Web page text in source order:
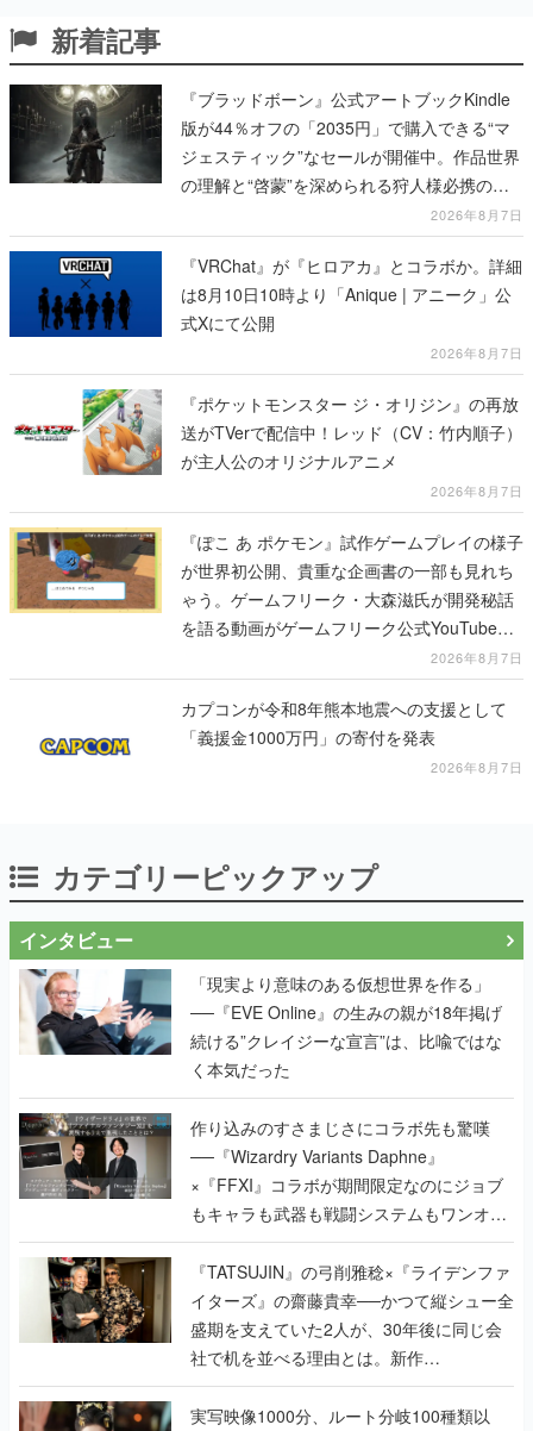
新着記事
『ブラッドボーン』公式アートブックKindle
版が44％オフの「2035円」で購入できる“マ
ジェスティック”なセールが開催中。作品世界
の理解と“啓蒙”を深められる狩人様必携の一
2026年8月7日
『VRChat』が『ヒロアカ』とコラボか。詳細
は8月10日10時より「Anique | アニーク」公
式Xにて公開
2026年8月7日
『ポケットモンスター ジ・オリジン』の再放
送がTVerで配信中！レッド（CV：竹内順子）
が主人公のオリジナルアニメ
2026年8月7日
『ぽこ あ ポケモン』試作ゲームプレイの様子
が世界初公開、貴重な企画書の一部も見れち
ゃう。ゲームフリーク・大森滋氏が開発秘話
を語る動画がゲームフリーク公式YouTubeで
2026年8月7日
カプコンが令和8年熊本地震への支援として
「義援金1000万円」の寄付を発表
2026年8月7日
カテゴリーピックアップ
インタビュー
「現実より意味のある仮想世界を作る」
──『EVE Online』の生みの親が18年掲げ
続ける”クレイジーな宣言”は、比喩ではな
く本気だった
作り込みのすさまじさにコラボ先も驚嘆
──『Wizardry Variants Daphne』
×『FFXI』コラボが期間限定なのにジョブ
もキャラも武器も戦闘システムもワンオフ
で作り込まれた理由を両ディレクターに聞
く
『TATSUJIN』の弓削雅稔×『ライデンファ
イターズ』の齋藤貴幸──かつて縦シュー全
盛期を支えていた2人が、30年後に同じ会
社で机を並べる理由とは。新作
『TATSUJIN EXTREME』で初タッグを組
んだレジェンド2人に訊く開発秘話
実写映像1000分、ルート分岐100種類以